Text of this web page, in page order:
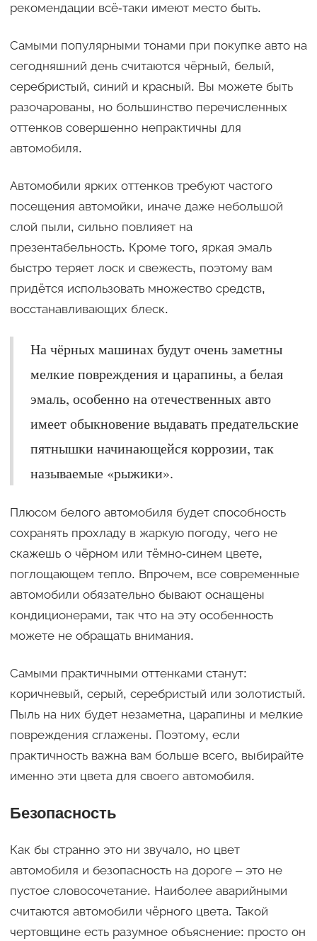
рекомендации всё-таки имеют место быть.
Самыми популярными тонами при покупке авто на
сегодняшний день считаются чёрный, белый,
серебристый, синий и красный. Вы можете быть
разочарованы, но большинство перечисленных
оттенков совершенно непрактичны для
автомобиля.
Автомобили ярких оттенков требуют частого
посещения автомойки, иначе даже небольшой
слой пыли, сильно повлияет на
презентабельность. Кроме того, яркая эмаль
быстро теряет лоск и свежесть, поэтому вам
придётся использовать множество средств,
восстанавливающих блеск.
На чёрных машинах будут очень заметны
мелкие повреждения и царапины, а белая
эмаль, особенно на отечественных авто
имеет обыкновение выдавать предательские
пятнышки начинающейся коррозии, так
называемые «рыжики».
Плюсом белого автомобиля будет способность
сохранять прохладу в жаркую погоду, чего не
скажешь о чёрном или тёмно-синем цвете,
поглощающем тепло. Впрочем, все современные
автомобили обязательно бывают оснащены
кондиционерами, так что на эту особенность
можете не обращать внимания.
Самыми практичными оттенками станут:
коричневый, серый, серебристый или золотистый.
Пыль на них будет незаметна, царапины и мелкие
повреждения сглажены. Поэтому, если
практичность важна вам больше всего, выбирайте
именно эти цвета для своего автомобиля.
Безопасность
Как бы странно это ни звучало, но цвет
автомобиля и безопасность на дороге – это не
пустое словосочетание. Наиболее аварийными
считаются автомобили чёрного цвета. Такой
чертовщине есть разумное объяснение: просто он